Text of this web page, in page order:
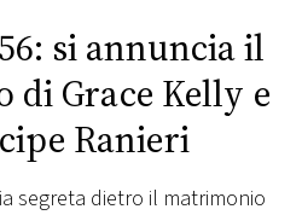
si annuncia il
di Grace Kelly e
Ranieri
segreta dietro il matrimonio